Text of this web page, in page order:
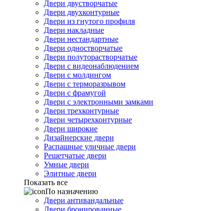
Двери двустворчатые
Двери двухконтурные
Двери из гнутого профиля
Двери накладные
Двери нестандартные
Двери одностворчатые
Двери полуторастворчатые
Двери с видеонаблюдением
Двери с молдингом
Двери с терморазрывом
Двери с фрамугой
Двери с электронными замками
Двери трехконтурные
Двери четырехконтурные
Двери широкие
Дизайнерские двери
Распашные уличные двери
Решетчатые двери
Умные двери
Элитные двери
Показать все
По назначению
Двери антивандальные
Двери бронированные